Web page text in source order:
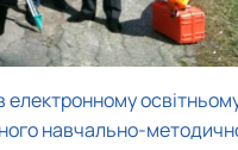
електронному
навчально-